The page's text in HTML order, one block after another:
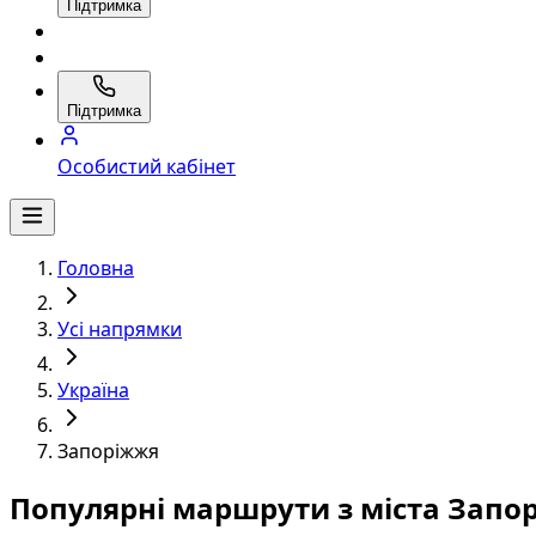
Підтримка
Підтримка
Особистий кабінет
Головна
Усі напрямки
Україна
Запоріжжя
Популярні маршрути з міста